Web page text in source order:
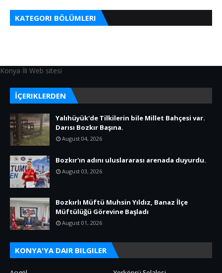
KATEGORI BÖLÜMLERI
Konya İli Web sitesi
İÇERIKLERDEN
Yalıhüyük'de Tilkilerin bile Millet Bahçesi var.
Darısı Bozkır Başına.
August 04, 2026
Bozkır'ın adını uluslararası arenada duyurdu.
August 03, 2026
Bozkırlı Müftü Muhsin Yıldız, Banaz İlçe
Müftülüğü Görevine Başladı
August 01, 2026
KONYA'YA DAIR BILGILER